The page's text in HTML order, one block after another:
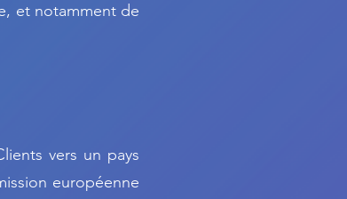
et notamment de
vers un pays
européenne